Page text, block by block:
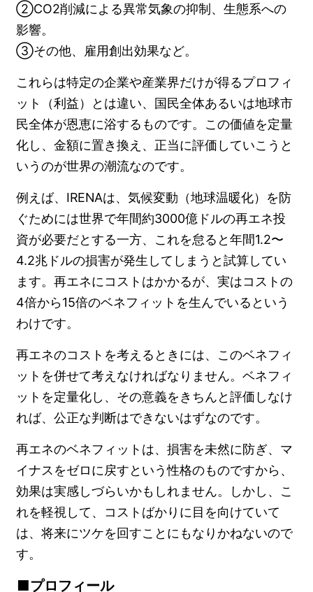
②CO2削減による異常気象の抑制、生態系への
影響。
③その他、雇用創出効果など。
これらは特定の企業や産業界だけが得るプロフィ
ット（利益）とは違い、国民全体あるいは地球市
民全体が恩恵に浴するものです。この価値を定量
化し、金額に置き換え、正当に評価していこうと
いうのが世界の潮流なのです。
例えば、IRENAは、気候変動（地球温暖化）を防
ぐためには世界で年間約3000億ドルの再エネ投
資が必要だとする一方、これを怠ると年間1.2〜
4.2兆ドルの損害が発生してしまうと試算してい
ます。再エネにコストはかかるが、実はコストの
4倍から15倍のベネフィットを生んでいるという
わけです。
再エネのコストを考えるときには、このベネフィ
ットを併せて考えなければなりません。ベネフィ
ットを定量化し、その意義をきちんと評価しなけ
れば、公正な判断はできないはずなのです。
再エネのベネフィットは、損害を未然に防ぎ、マ
イナスをゼロに戻すという性格のものですから、
効果は実感しづらいかもしれません。しかし、こ
れを軽視して、コストばかりに目を向けていて
は、将来にツケを回すことにもなりかねないので
す。
プロフィール